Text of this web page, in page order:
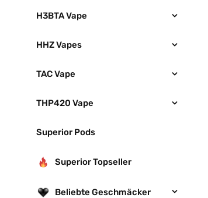
H3BTA Vape
HHZ Vapes
TAC Vape
THP420 Vape
Superior Pods
Superior Topseller
Beliebte Geschmäcker